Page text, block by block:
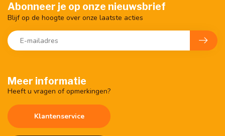
Meer informatie
Heeft u vragen of opmerkingen?
Klantenservice
Abonneer je op onze nieuwsbrief
Blijf op de hoogte over onze laatste acties